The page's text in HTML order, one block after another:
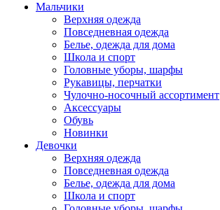
Мальчики
Верхняя одежда
Повседневная одежда
Белье, одежда для дома
Школа и спорт
Головные уборы, шарфы
Рукавицы, перчатки
Чулочно-носочный ассортимент
Аксессуары
Обувь
Новинки
Девочки
Верхняя одежда
Повседневная одежда
Белье, одежда для дома
Школа и спорт